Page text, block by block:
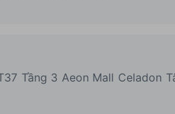
Tầng 3 Aeon Mall Celadon